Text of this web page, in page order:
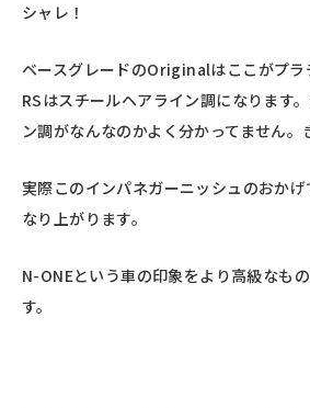
シャレ！
ベースグレードのOriginalはここがプラ
RSはスチールヘアライン調になります
ン調がなんなのかよく分かってません。
実際このインパネガーニッシュのおか
なり上がります。
N-ONEという車の印象をより高級なも
す。